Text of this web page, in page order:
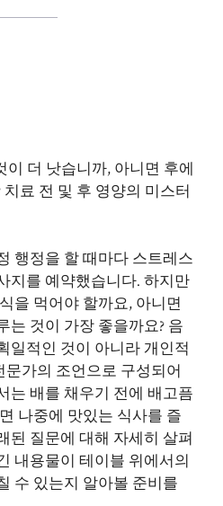
더 낫습니까, 아니면 후에
료 전 및 후 영양의 미스터
행정을 할 때마다 스트레스
지를 예약했습니다. 하지만
을 먹어야 할까요, 아니면
는 것이 가장 좋을까요? 음
일적인 것이 아니라 개인적
문가의 조언으로 구성되어
는 배를 채우기 전에 배고픔
나중에 맛있는 식사를 즐
된 질문에 대해 자세히 살펴
내용물이 테이블 위에서의
수 있는지 알아볼 준비를